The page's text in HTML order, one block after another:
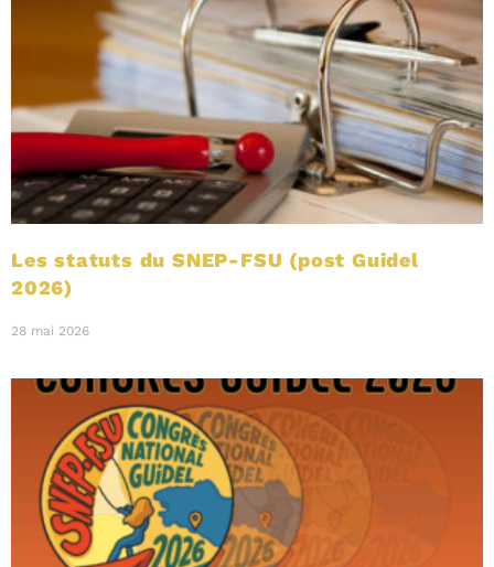
Les statuts du SNEP-FSU (post Guidel
2026)
28 mai 2026